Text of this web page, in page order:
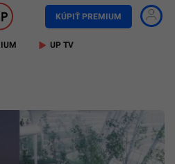
KÚPIŤ PREMIUM
UP TV